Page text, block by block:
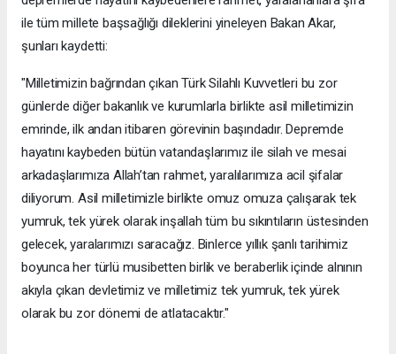
ile tüm millete başsağlığı dileklerini yineleyen Bakan Akar,
şunları kaydetti:
"Milletimizin bağrından çıkan Türk Silahlı Kuvvetleri bu zor
günlerde diğer bakanlık ve kurumlarla birlikte asil milletimizin
emrinde, ilk andan itibaren görevinin başındadır. Depremde
hayatını kaybeden bütün vatandaşlarımız ile silah ve mesai
arkadaşlarımıza Allah’tan rahmet, yaralılarımıza acil şifalar
diliyorum. Asil milletimizle birlikte omuz omuza çalışarak tek
yumruk, tek yürek olarak inşallah tüm bu sıkıntıların üstesinden
gelecek, yaralarımızı saracağız. Binlerce yıllık şanlı tarihimiz
boyunca her türlü musibetten birlik ve beraberlik içinde alnının
akıyla çıkan devletimiz ve milletimiz tek yumruk, tek yürek
olarak bu zor dönemi de atlatacaktır."